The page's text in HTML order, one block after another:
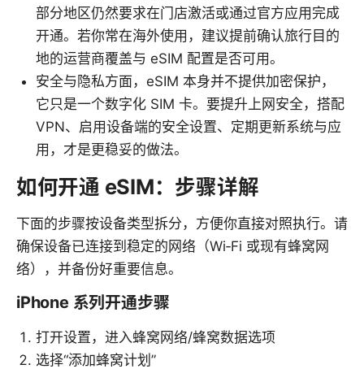
部分地区仍然要求在门店激活或通过官方应用完成
开通。若你常在海外使用，建议提前确认旅行目的
地的运营商覆盖与 eSIM 配置是否可用。
安全与隐私方面，eSIM 本身并不提供加密保护，
它只是一个数字化 SIM 卡。要提升上网安全，搭配
VPN、启用设备端的安全设置、定期更新系统与应
用，才是更稳妥的做法。
如何开通 eSIM：步骤详解
下面的步骤按设备类型拆分，方便你直接对照执行。请
确保设备已连接到稳定的网络（Wi‑Fi 或现有蜂窝网
络），并备份好重要信息。
iPhone 系列开通步骤
打开设置，进入蜂窝网络/蜂窝数据选项
选择“添加蜂窝计划”